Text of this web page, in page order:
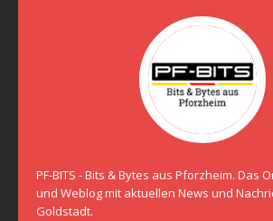
PF-BITS - Bits & Bytes aus Pforzheim. Das
und Weblog mit aktuellen News und
Goldstadt.